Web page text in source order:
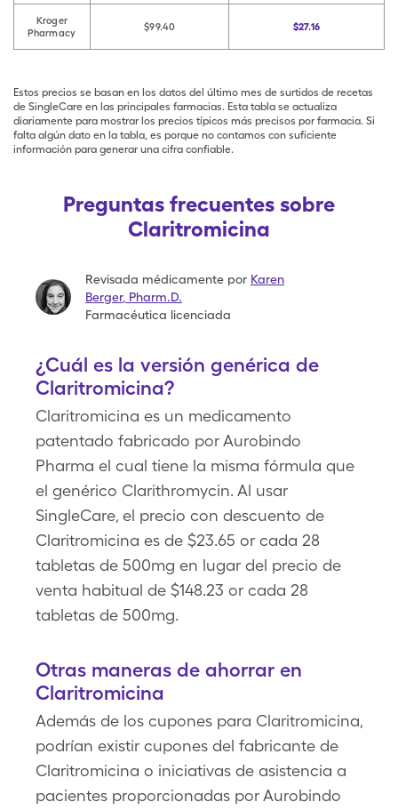
Kroger
Pharmacy
$99.40 $27.16
Estos precios se basan en los datos del último mes de surtidos de recetas
de SingleCare en las principales farmacias. Esta tabla se actualiza
diariamente para mostrar los precios típicos más precisos por farmacia. Si
falta algún dato en la tabla, es porque no contamos con suficiente
información para generar una cifra confiable.
Preguntas frecuentes sobre
Claritromicina
Revisada médicamente por Karen
Berger, Pharm.D.
Farmacéutica licenciada
¿Cuál es la versión genérica de
Claritromicina?
Claritromicina es un medicamento
patentado fabricado por Aurobindo
Pharma el cual tiene la misma fórmula que
el genérico Clarithromycin. Al usar
SingleCare, el precio con descuento de
Claritromicina es de $23.65 or cada 28
tabletas de 500mg en lugar del precio de
venta habitual de $148.23 or cada 28
tabletas de 500mg.
Otras maneras de ahorrar en
Claritromicina
Además de los cupones para Claritromicina,
podrían existir cupones del fabricante de
Claritromicina o iniciativas de asistencia a
pacientes proporcionadas por Aurobindo